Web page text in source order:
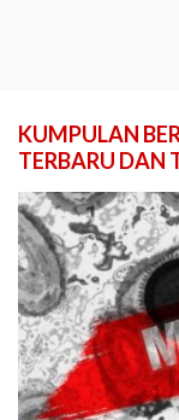
KUMPULAN
TERBARU DAN